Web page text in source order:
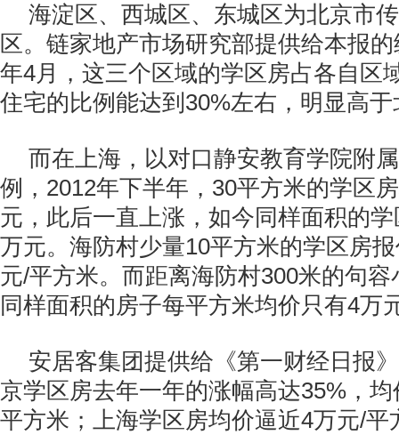
海淀区、西城区、东城区为北京市
区。链家地产市场研究部提供给本报
年4月，这三个区域的学区房占各自区
住宅的比例能达到30%左右，明显高
而在上海，以对口静安教育学院附
例，2012年下半年，30平方米的学区
元，此后一直上涨，如今同样面积的
万元。海防村少量10平方米的学区房
元/平方米。而距离海防村300米的句
同样面积的房子每平方米均价只有4万
安居客集团提供给《第一财经日报
京学区房去年一年的涨幅高达35%，
平方米；上海学区房均价逼近4万元/平